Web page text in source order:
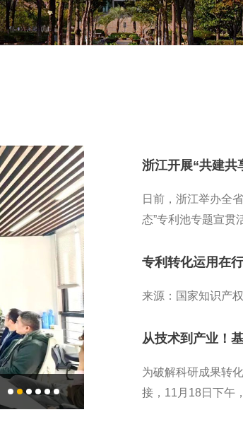
日前，浙江举办全
态”专利池专题宣贯
专利转化运用在
来源：国家知识产
从技术到产业！
为破解科研成果转
接，11月18日下午